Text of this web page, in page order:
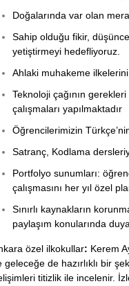
Doğalarında var olan
Sahip olduğu fikir,
yetiştirmeyi hedefliyoruz.
Ahlaki muhakeme
Teknoloji çağının
çalışmaları yapılmaktadır
Öğrencilerimizin
Satranç, Kodlama
Portfolyo sunumları:
çalışmasını her yıl özel
Sınırlı kaynakların
paylaşım konularında
özel ilkokullar: Kerem
geleceğe de hazırlıklı bir
titizlik ile incelenir.